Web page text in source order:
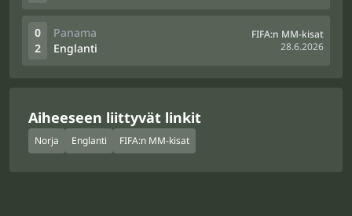
0
2
Panama
Englanti
FIFA:n MM-kisat
28.6.2026
Aiheeseen liittyvät linkit
Norja Englanti FIFA:n MM-kisat